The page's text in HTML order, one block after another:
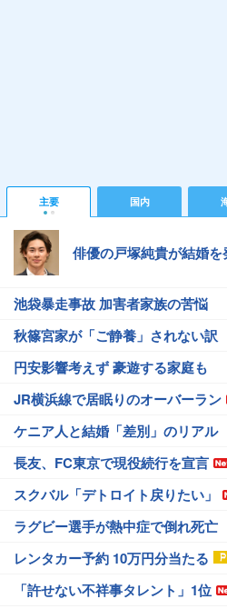
主要 国内
俳優の戸塚純貴が結婚を
池袋暴走事故 加害者家族の苦悩
秋篠宮家が「ご静養」されない訳
円安影響考えず 豪遊する家庭も
JR横浜線で居眠りのオーバーラン
ケニア人と結婚「差別」のリアル
長友、FC東京で現役続行を宣言
スクバル「デトロイト戻りたい」
ラグビー選手が熱中症で倒れ死亡
レンタカー予約 10万円分当たる
「許せない不祥事タレント」1位